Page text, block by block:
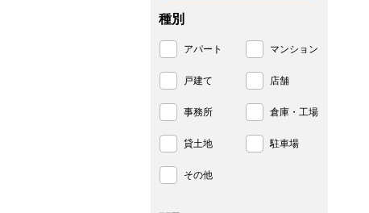
種別
アパート マンション
戸建て 店舗
事務所 倉庫・工場
貸土地 駐車場
その他